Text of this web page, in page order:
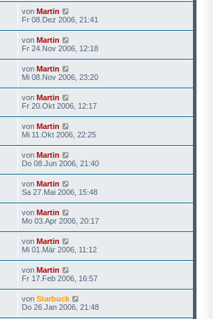
von Martin
Fr 08.Dez 2006, 21:41
von Martin
Fr 24.Nov 2006, 12:18
von Martin
Mi 08.Nov 2006, 23:20
von Martin
Fr 20.Okt 2006, 12:17
von Martin
Mi 11.Okt 2006, 22:25
von Martin
Do 08.Jun 2006, 21:40
von Martin
Sa 27.Mai 2006, 15:48
von Martin
Mo 03.Apr 2006, 20:17
von Martin
Mi 01.Mär 2006, 11:12
von Martin
Fr 17.Feb 2006, 16:57
von Starbuck
Do 26.Jan 2006, 21:48